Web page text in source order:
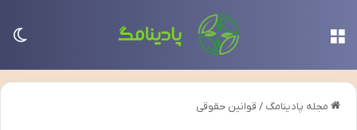
مجله پادینامگ / قوانین حقوقی